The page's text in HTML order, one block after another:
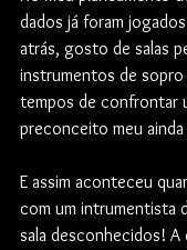
dados já foram
atrás, gosto de salas
instrumentos de
tempos de confrontar
preconceito meu
E assim aconteceu
com um intrumentista
sala desconhecidos!